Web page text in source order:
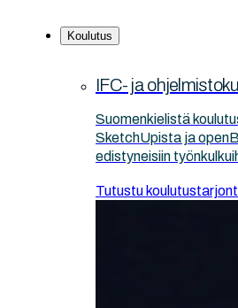
Koulutus
IFC- ja
Suomenkielistä
SketchUpista ja
edistyneisiin
Tutustu